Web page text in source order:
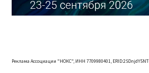
Реклама Ассоциации "НОКС", ИНН 7709980401,